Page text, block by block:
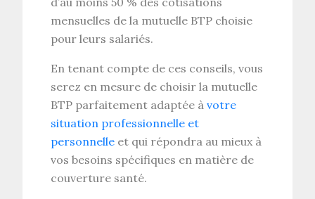
mensuelles de la mutuelle BTP choisie
pour leurs salariés.
En tenant compte de ces conseils, vous
serez en mesure de choisir la mutuelle
BTP parfaitement adaptée àvotre
situation professionnelle et
personnelle et qui répondra au mieux à
vos besoins spécifiques en matière de
couverture santé.